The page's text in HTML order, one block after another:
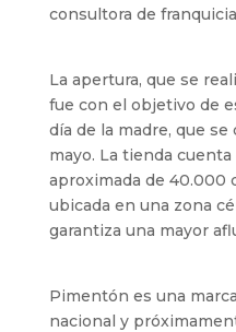
consultora de
La apertura, que se
fue con el objetivo de
día de la madre, que
mayo. La tienda
aproximada de 40.000
ubicada en una zona
garantiza una mayor
Pimentón es una
nacional y